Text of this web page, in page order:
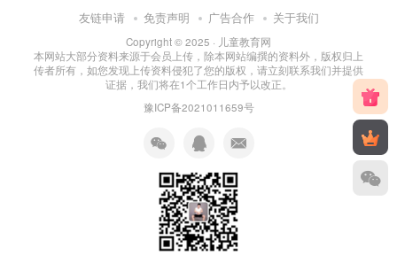
友链申请 免责声明 广告合作 关于我们
Copyright © 2025 · 儿童教育网
本网站大部分资料来源于会员上传，除本网站编撰的资料外，版权归上
传者所有，如您发现上传资料侵犯了您的版权，请立刻联系我们并提供
证据，我们将在1个工作日内予以改正。
豫ICP备2021011659号